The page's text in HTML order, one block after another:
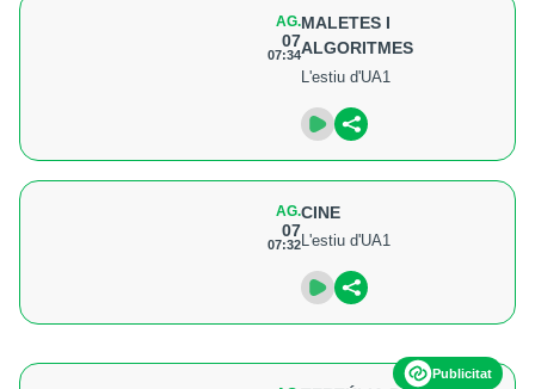
AG.
07
07:34
MALETES I
ALGORITMES
L'estiu d'UA1
AG.
07
07:32
CINE
L'estiu d'UA1
Publicitat